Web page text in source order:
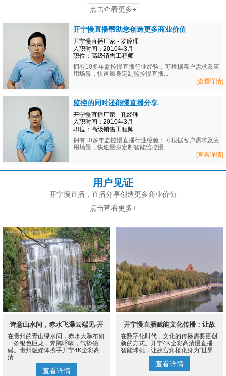
点击查看更多+
开宁慢直播帮助您创造更多商业价值
开宁慢直播厂家 - 罗经理
入职时间：2010年3月
职位：高级销售工程师
拥有10多年监控慢直播行业经验；可根据客户需求及应
用场景，快速量身定制监控慢直播...
[查看详情]
监控的同时还能慢直播分享
开宁慢直播厂家 - 孔经理
入职时间：2010年3月
职位：高级销售工程师
拥有10多年监控慢直播行业经验；可根据客户需求及应
用场景，快速量身定制智能监控慢...
[查看详情]
用户见证
开宁慢直播，直播分享创造更多商业价值
点击查看更多+
诗意山水间，赤水飞瀑云端见-开
宁4K慢直播摄像机
在贵州的青山绿水间，赤水大瀑布如
一条银色巨龙，奔腾呼啸，气势磅
礴。贵州融媒体携手开宁4K全彩高
清...
查看详情
开宁慢直播赋能文化传播：让故
宫角楼成为世界的文化客厅
在数字化时代，文化的传播需要更创
新的方式。开宁4K全彩高清慢直播
智能球机，让故宫角楼化身为“世界...
查看详情